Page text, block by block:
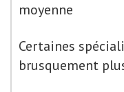
moyenne
Certaines
brusquement